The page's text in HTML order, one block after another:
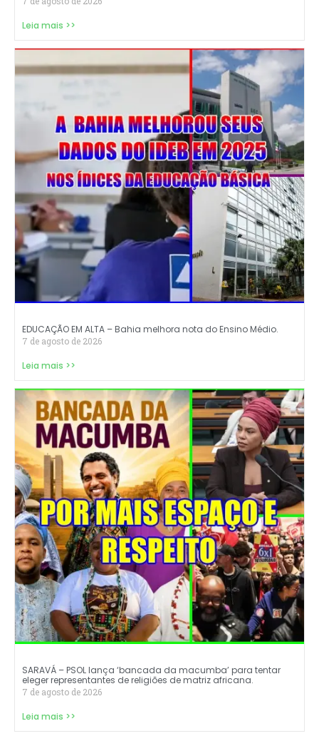
Leia mais >>
EDUCAÇÃO EM ALTA – Bahia melhora nota do Ensino Médio.
7 de agosto de 2026
Leia mais >>
SARAVÁ – PSOL lança ‘bancada da macumba’ para tentar
eleger representantes de religiões de matriz africana.
7 de agosto de 2026
Leia mais >>